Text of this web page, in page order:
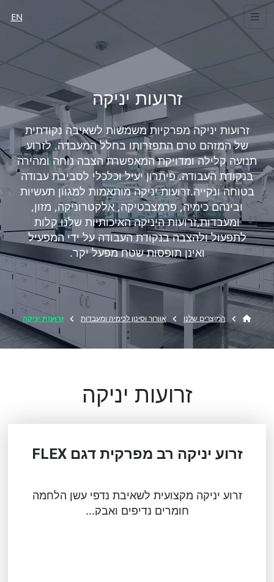
EN
זרועות יניקה
זרועות יניקה מפרקיות משמשות לשאיבה נקודתית
של המזהם טרם התפזרותו בחלל המעבדה. לזרוע
תנועה קלילה ומדויקת המאפשרת הצבה נוחה ומהירה
בנקודת העבודה. פיתרון יעיל וכלכלי לסביבת עבודה
בטוחה ונקייה.זרועות יניקה מותאמות למגוון תעשיות
ובינהם כימיה, פרמצבטיקה, אלקטרוניקה, מזון,
ומעבדות,זרועות היניקה האיכותיות שלנו קלות
לתפעול ולהצבה בנקודת העבודה על ידי המפעיל
ואינן תופסות שטח מפעל יקר.
המוצרים שלנו אוורור וסינון לכימיה ומעבדות זרועות יניקה
זרועות יניקה
זרוע יניקה רב מפרקית דגם FLEX
זרוע יניקה מקצועית לשאיבת נדפי עשן הלחמה
חומרים נדיפים ואבק...